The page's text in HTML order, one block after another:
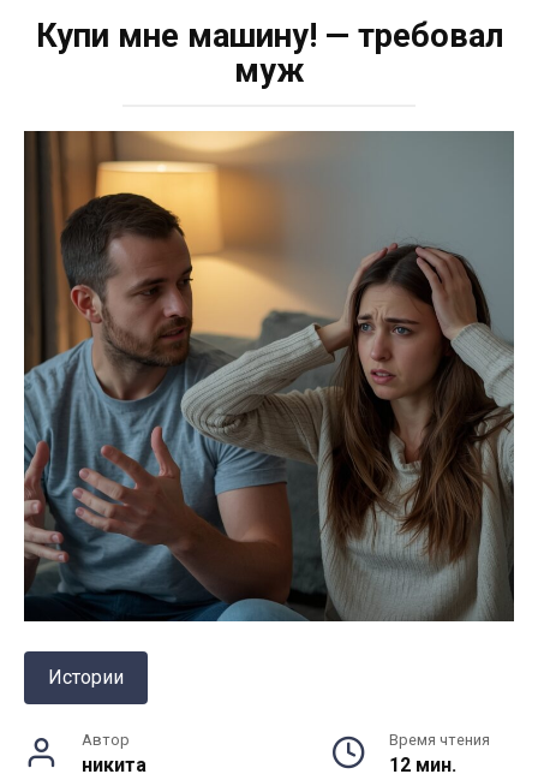
Купи мне машину! — требовал
муж
Истории
Автор
никита
Время чтения
12 мин.